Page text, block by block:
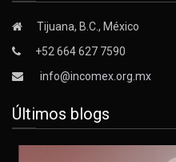
Tijuana, B.C., México
+52 664 627 7590
info@incomex.org.mx
Últimos blogs